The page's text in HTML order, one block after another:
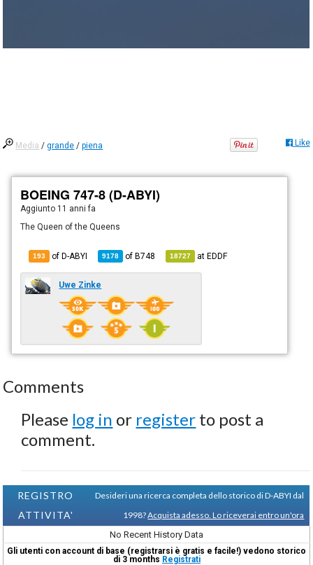
Media /grande /piena Like
BOEING 747-8 (D-ABYI)
Aggiunto 11 anni fa
The Queen of the Queens
193 of D-ABYI 9178 ofB748 18727 atEDDF
Uwe Zinke
Comments
Please log in or register to post a
comment.
REGISTRO
ATTIVITA'
Desideri una ricerca completa dello storico di D-ABYI dal
1998?Acquista adesso. Lo riceverai entro un'ora
No Recent History Data
Gli utenti con account di base (registrarsi è gratis e facile!) vedono storico
di 3 months Registrati